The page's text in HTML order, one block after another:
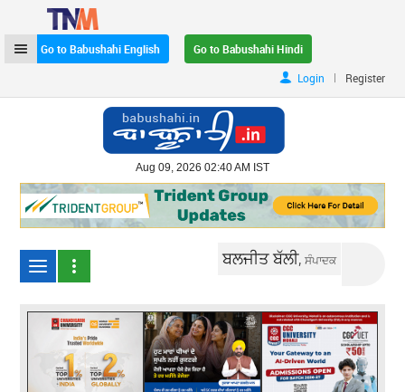
Go to Babushahi English
Go to Babushahi Hindi
Login
| Register
Aug 09, 2026 02:40 AM IST
ਬਲਜੀਤ ਬੱਲੀ,ਸੰਪਾਦਕ